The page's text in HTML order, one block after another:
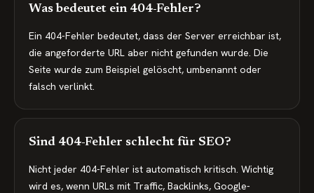
Was bedeutet ein 404-Fehler?
Ein 404-Fehler bedeutet, dass der Server erreichbar ist,
die angeforderte URL aber nicht gefunden wurde. Die
Seite wurde zum Beispiel gelöscht, umbenannt oder
falsch verlinkt.
Sind 404-Fehler schlecht für SEO?
Nicht jeder 404-Fehler ist automatisch kritisch. Wichtig
wird es, wenn URLs mit Traffic, Backlinks, Google-